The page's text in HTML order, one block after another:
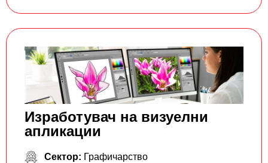
Изработувач на визуелни
апликации
Сектор: Графичарство